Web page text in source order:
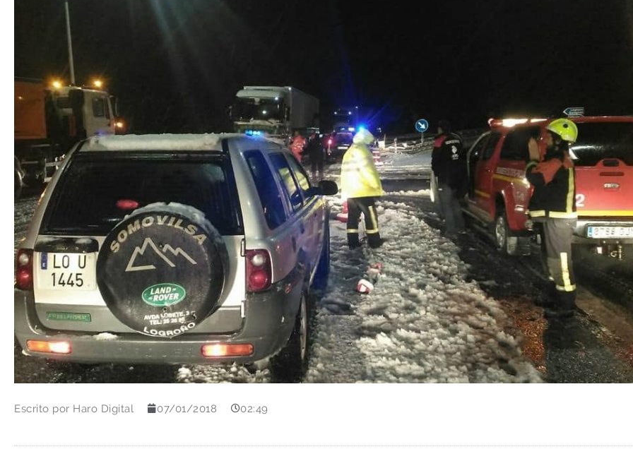
Escrito por Haro Digital 07/01/2018 02:49